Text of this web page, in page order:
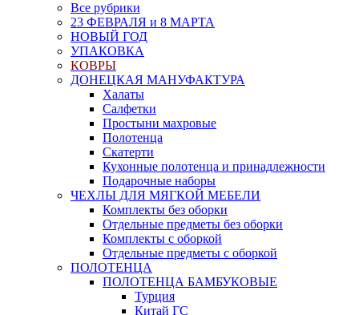
Все рубрики
23 ФЕВРАЛЯ и 8 МАРТА
НОВЫЙ ГОД
УПАКОВКА
КОВРЫ
ДОНЕЦКАЯ МАНУФАКТУРА
Халаты
Салфетки
Простыни махровые
Полотенца
Скатерти
Кухонные полотенца и принадлежности
Подарочные наборы
ЧЕХЛЫ ДЛЯ МЯГКОЙ МЕБЕЛИ
Комплекты без оборки
Отдельные предметы без оборки
Комплекты с оборкой
Отдельные предметы с оборкой
ПОЛОТЕНЦА
ПОЛОТЕНЦА БАМБУКОВЫЕ
Турция
Китай ГС